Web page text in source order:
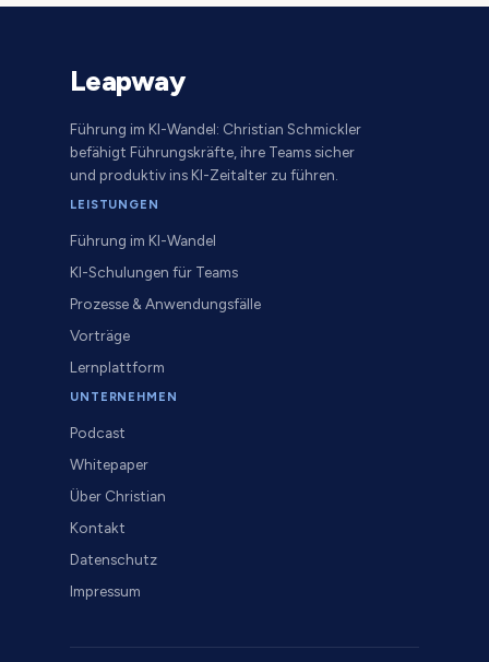
Leapway
Führung im KI-Wandel: Christian Schmickler
befähigt Führungskräfte, ihre Teams sicher
und produktiv ins KI-Zeitalter zu führen.
LEISTUNGEN
Führung im KI-Wandel
KI-Schulungen für Teams
Prozesse & Anwendungsfälle
Vorträge
Lernplattform
UNTERNEHMEN
Podcast
Whitepaper
Über Christian
Kontakt
Datenschutz
Impressum